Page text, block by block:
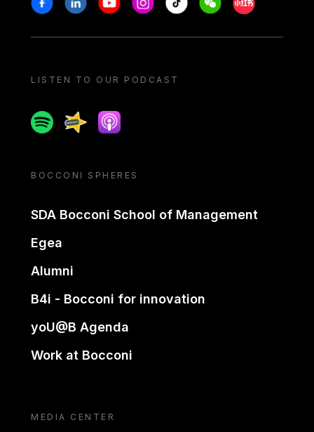
LISTEN TO OUR PODCAST
SpotifySpreakerApple podcast
BOCCONI SPHERES
SDA Bocconi School of Management
Egea
Alumni
B4i - Bocconi for innovation
yoU@B Agenda
Work at Bocconi
MEDIA CENTER